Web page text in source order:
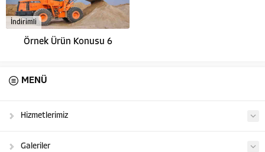
İndirimli
Örnek Ürün Konusu 6
MENÜ
Hizmetlerimiz
Galeriler